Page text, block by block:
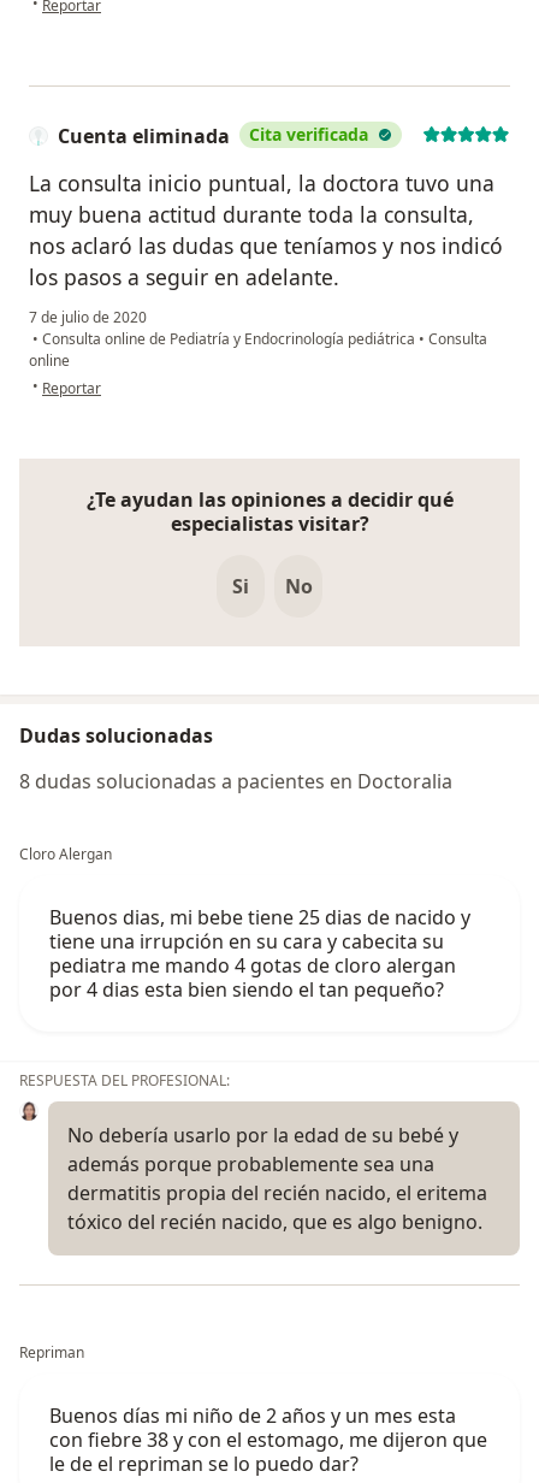
Reportar
Cuenta eliminada Cita verificada
La consulta inicio puntual, la doctora tuvo una
muy buena actitud durante toda la consulta,
nos aclaró las dudas que teníamos y nos indicó
los pasos a seguir en adelante.
7 de julio de 2020
• Consulta online de Pediatría y Endocrinología pediátrica • Consulta
online
• en opinión del usuario Cuenta eliminada
Reportar
¿Te ayudan las opiniones a decidir qué
especialistas visitar?
Si No
Dudas solucionadas
8 dudas solucionadas a pacientes en Doctoralia
Cloro Alergan
Buenos dias, mi bebe tiene 25 dias de nacido y
tiene una irrupción en su cara y cabecita su
pediatra me mando 4 gotas de cloro alergan
por 4 dias esta bien siendo el tan pequeño?
RESPUESTA DEL PROFESIONAL:
No debería usarlo por la edad de su bebé y
además porque probablemente sea una
dermatitis propia del recién nacido, el eritema
tóxico del recién nacido, que es algo benigno.
Repriman
Buenos días mi niño de 2 años y un mes esta
con fiebre 38 y con el estomago, me dijeron que
le de el repriman se lo puedo dar?